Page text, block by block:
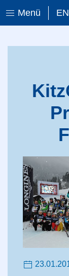
Menü EN